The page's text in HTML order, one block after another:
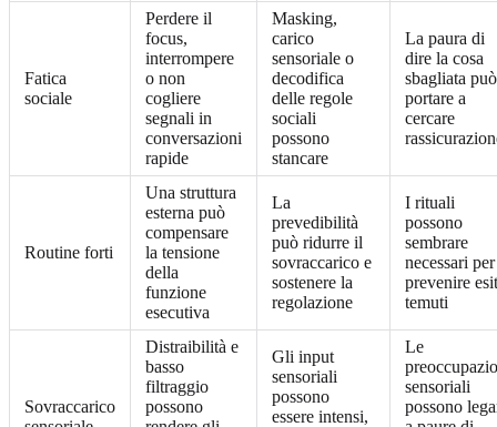
Fatica
sociale
Perdere il
focus,
interrompere
o non
cogliere
segnali in
conversazioni
rapide
Masking,
carico
sensoriale o
decodifica
delle regole
sociali
possono
stancare
La paura di
dire la cosa
sbagliata può
portare a
cercare
Routine forti
Una struttura
esterna può
compensare
la tensione
della
funzione
esecutiva
La
prevedibilità
può ridurre il
sovraccarico e
sostenere la
regolazione
I rituali
possono
sembrare
necessari per
prevenire
temuti
Sovraccarico
Distraibilità e
basso
filtraggio
possono
Gli input
sensoriali
possono
essere intensi,
Le
sensoriali
possono